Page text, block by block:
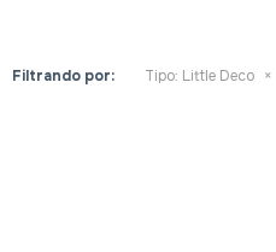
Filtrando por: Tipo: Little Deco